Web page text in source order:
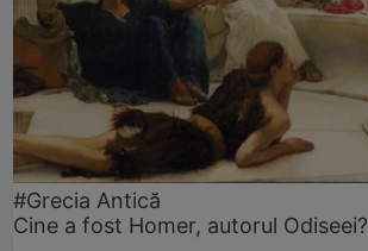
#Grecia Antică
Cine a fost Homer, autorul Odiseei?